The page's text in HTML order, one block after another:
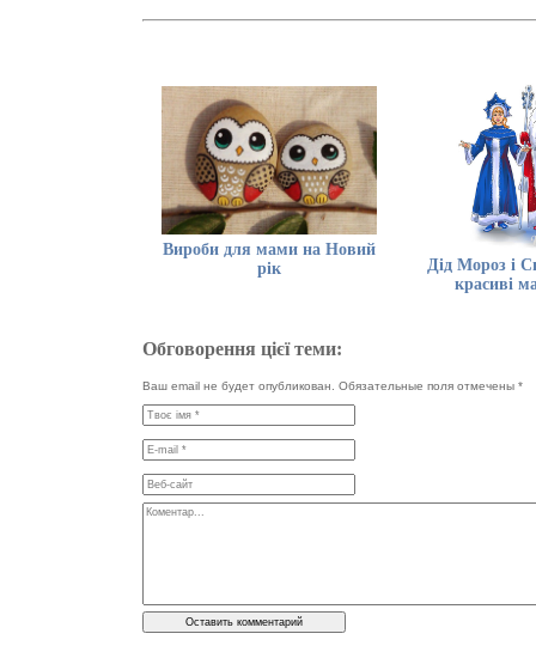
Вироби для мами на Новий
рік
Дід Мороз і
красиві
Обговорення цієї теми:
Ваш email не будет опубликован. Обязательные поля отмечены*